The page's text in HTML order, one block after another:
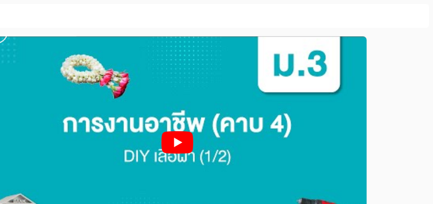
ะการตัดเย็บ
รประเภทสำรับ
ปฏิบัติงานช่างในบ้าน
ขยายพันธุ์พืช
ำเนินงานธุรกิจ
างการเข้าสู่อาชีพ